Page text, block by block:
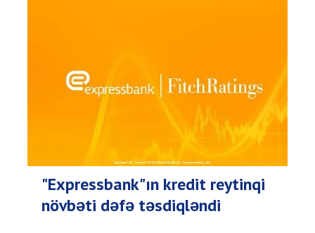
"Expressbank"ın kredit reytinqi
növbəti dəfə təsdiqləndi